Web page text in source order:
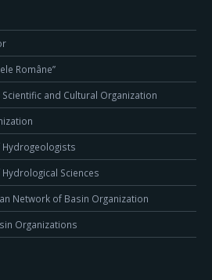
Române”
and Cultural Organization
Sciences
Network of Basin Organization
Organizations